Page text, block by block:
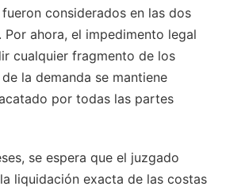
considerados en las dos
Por ahora, el impedimento legal
cualquier fragmento de los
la demanda se mantiene
por todas las partes
se espera que el juzgado
liquidación exacta de las costas